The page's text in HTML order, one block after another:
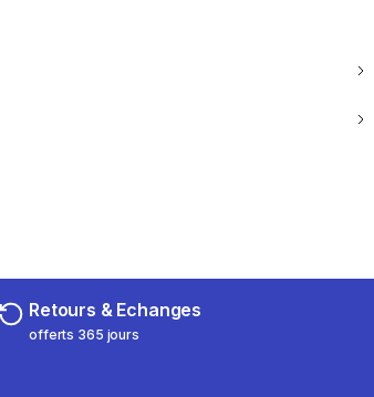
Retours & Echanges
offerts 365 jours